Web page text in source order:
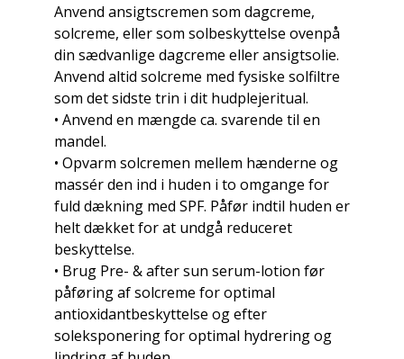
Anvend ansigtscremen som dagcreme,
solcreme, eller som solbeskyttelse ovenpå
din sædvanlige dagcreme eller ansigtsolie.
Anvend altid solcreme med fysiske solfiltre
som det sidste trin i dit hudplejeritual.
• Anvend en mængde ca. svarende til en
mandel.
• Opvarm solcremen mellem hænderne og
massér den ind i huden i to omgange for
fuld dækning med SPF. Påfør indtil huden er
helt dækket for at undgå reduceret
beskyttelse.
• Brug Pre- & after sun serum-lotion før
påføring af solcreme for optimal
antioxidantbeskyttelse og efter
soleksponering for optimal hydrering og